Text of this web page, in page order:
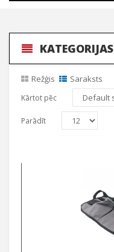
KATEGORIJAS
Režģis Saraksts
Kārtot pēc
Parādīt